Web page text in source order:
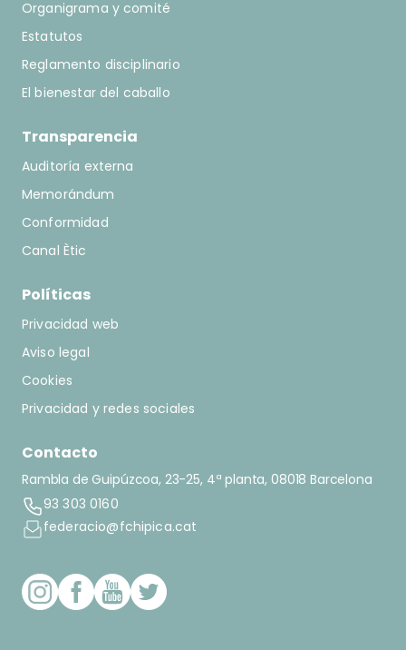
Organigrama y comité
Estatutos
Reglamento disciplinario
El bienestar del caballo
Transparencia
Auditoría externa
Memorándum
Conformidad
Canal Ètic
Políticas
Privacidad web
Aviso legal
Cookies
Privacidad y redes sociales
Contacto
Rambla de Guipúzcoa, 23-25, 4ª planta, 08018 Barcelona
93 303 0160
federacio@fchipica.cat